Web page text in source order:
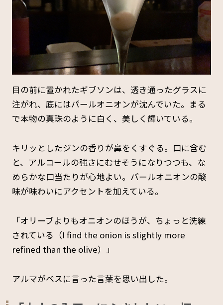
目の前に置かれたギブソンは、透き通ったグラスに
注がれ、底にはパールオニオンが沈んでいた。まる
で本物の真珠のように白く、美しく輝いている。
キリッとしたジンの香りが鼻をくすぐる。口に含む
と、アルコールの強さにむせそうになりつつも、な
めらかな口当たりが心地よい。パールオニオンの酸
味が味わいにアクセントを加えている。
「オリーブよりもオニオンのほうが、ちょっと洗練
されている（I find the onion is slightly more
refined than the olive）」
アルマがベスに言った言葉を思い出した。